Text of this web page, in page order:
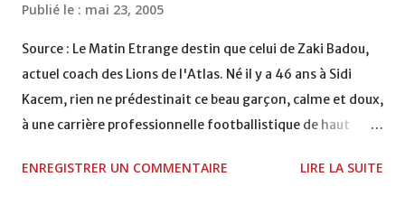
Publié le : mai 23, 2005
Source : Le Matin Etrange destin que celui de Zaki Badou,
actuel coach des Lions de l'Atlas. Né il y a 46 ans à Sidi
Kacem, rien ne prédestinait ce beau garçon, calme et doux,
à une carrière professionnelle footballistique de haut
également féru des armes, le jeune Zaki aura sa première
ENREGISTRER UN COMMENTAIRE LIRE LA SUITE